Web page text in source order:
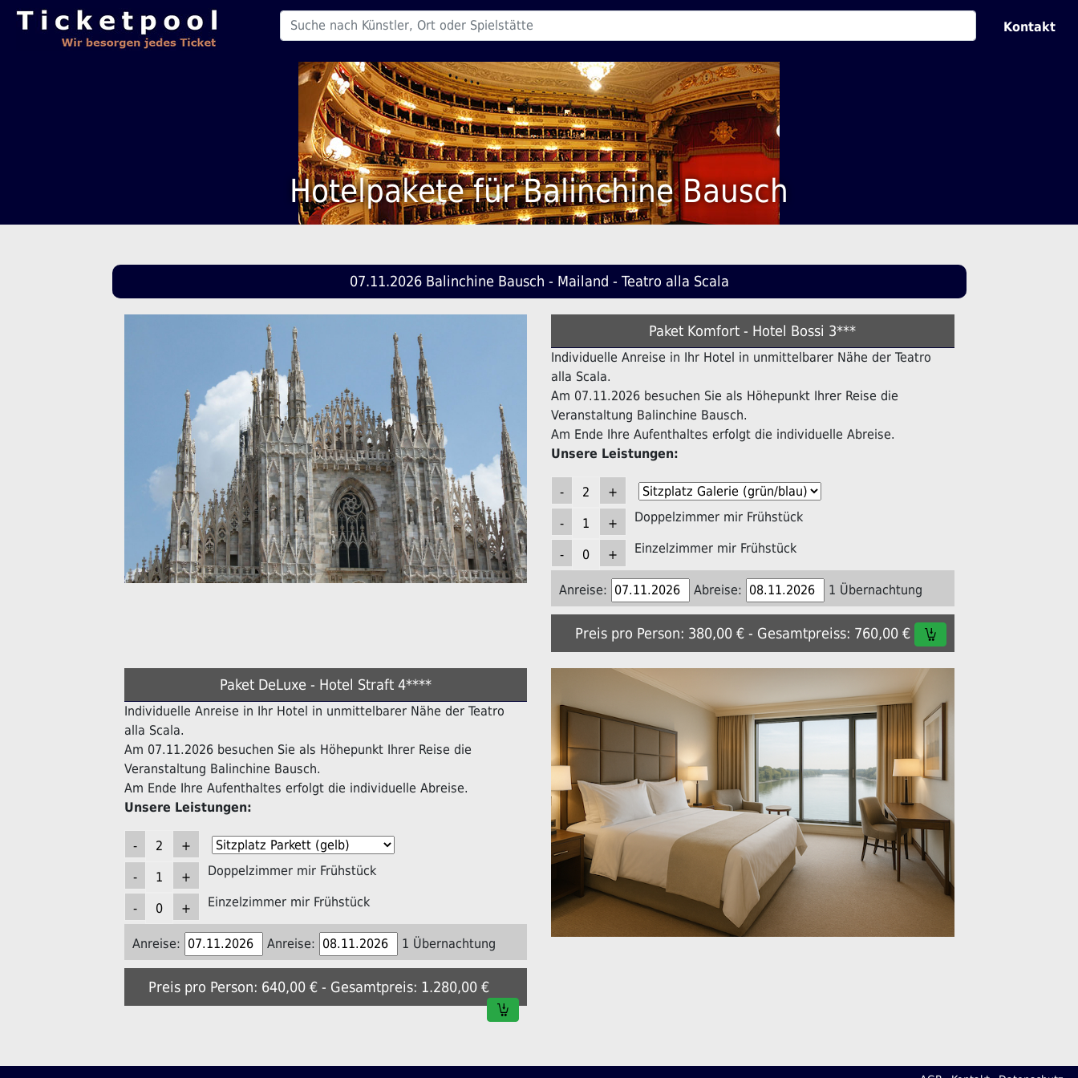
Kontakt
Hotelpakete für Balinchine Bausch
07.11.2026 Balinchine Bausch - Mailand - Teatro alla Scala
Paket Komfort - Hotel Bossi 3***
Individuelle Anreise in Ihr Hotel in unmittelbarer Nähe der Teatro
alla Scala.
Am 07.11.2026 besuchen Sie als Höhepunkt Ihrer Reise die
Veranstaltung Balinchine Bausch.
Am Ende Ihre Aufenthaltes erfolgt die individuelle Abreise.
Unsere Leistungen:
Doppelzimmer mir Frühstück
Einzelzimmer mir Frühstück
Anreise: Abreise: 1 Übernachtung
Preis pro Person: 380,00 € - Gesamtpreiss: 760,00 €
Paket DeLuxe - Hotel Straft 4****
Individuelle Anreise in Ihr Hotel in unmittelbarer Nähe der Teatro
alla Scala.
Am 07.11.2026 besuchen Sie als Höhepunkt Ihrer Reise die
Veranstaltung Balinchine Bausch.
Am Ende Ihre Aufenthaltes erfolgt die individuelle Abreise.
Unsere Leistungen:
Doppelzimmer mir Frühstück
Einzelzimmer mir Frühstück
Anreise: Anreise: 1 Übernachtung
Preis pro Person: 640,00 € - Gesamtpreis: 1.280,00 €